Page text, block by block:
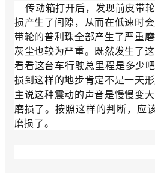
传动箱打开后，发现前皮带
损产生了间隙，从而在低速时
带轮的普利珠全部产生了严重
灰尘也较为严重。既然发生了
看看这台车行驶总里程是多少
损到这样的地步肯定不是一天
主说这种震动的声音是慢慢变
磨损了。按照这样的判断，应
磨损了。